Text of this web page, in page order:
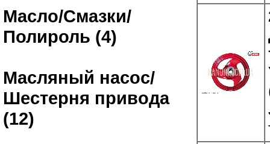
Масло/Смазки/
Полироль (4)
Масляный насос/
Шестерня привода
(12)